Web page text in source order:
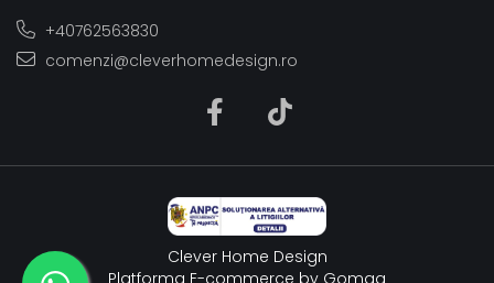
+40762563830
comenzi@cleverhomedesign.ro
Clever Home Design